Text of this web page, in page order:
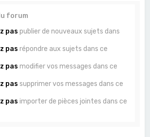
forum
pas publier de nouveaux sujets dans
pas répondre aux sujets dans ce
pas modifier vos messages dans ce
pas supprimer vos messages dans ce
pas importer de pièces jointes dans ce